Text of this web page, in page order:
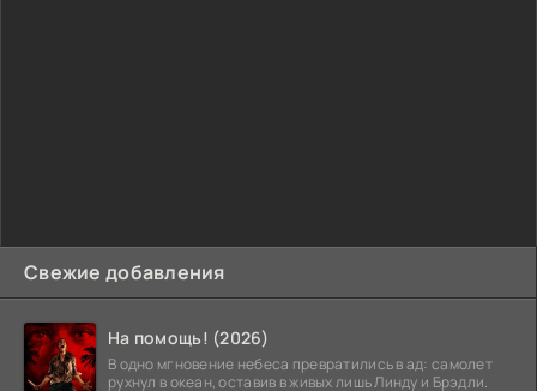
Свежие добавления
На помощь! (2026)
В одно мгновение небеса превратились в ад: самолет
рухнул в океан, оставив в живых лишь Линду и Брэдли.